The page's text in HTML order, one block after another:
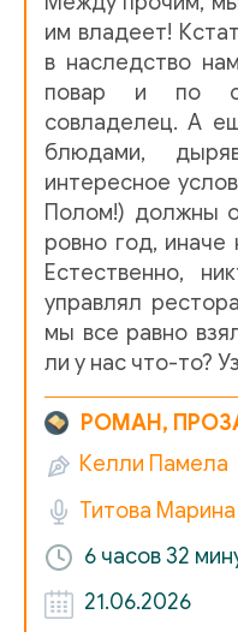
13_Глава 13
15_Глава 15
16_Глава 16
17_Глава 17
18_Глава 18
20_Глава 20
21_Глава 21
22_Глава 22
23_Глава 23
24_Глава 24
им владеет!
в наследство
повар и по
совладелец. А
блюдами,
интересное
Полом!) должны
ровно год,
Естественно,
управлял
мы все равно
ли у нас что-то?
РОМАН,
Келли Памела
Титова Марина
6 часов32
21.06.2026